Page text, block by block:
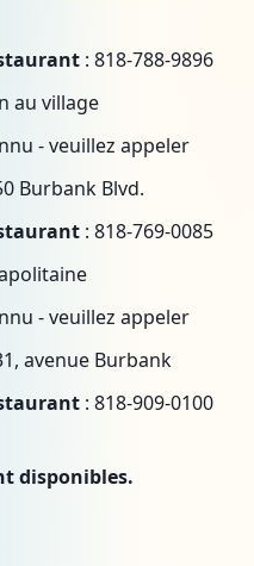
: 818-788-9896
au village
- veuillez appeler
Burbank Blvd.
: 818-769-0085
- veuillez appeler
avenue Burbank
: 818-909-0100
disponibles.